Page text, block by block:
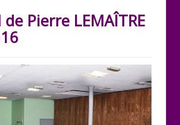
Pierre LEMAÎTRE